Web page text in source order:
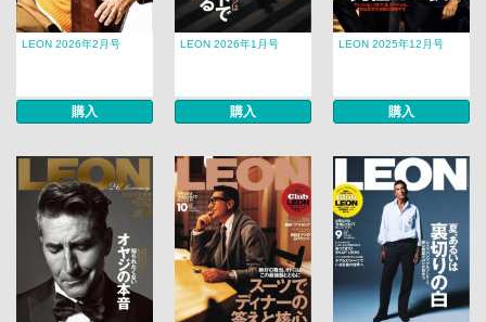
LEON 2026年2月号
購入
LEON 2026年1月号
購入
LEON 2025年12月号
購入